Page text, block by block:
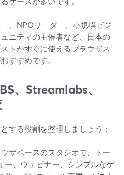
、NPOリーダー、小規模ビジ
ニティの主催者など、日本の
トがすぐに使えるブラウザス
すすめです。
、Streamlabs、
する役割を整理しましょう：
ザベースのスタジオで、トー
ー、ウェビナー、シンプルなゲ